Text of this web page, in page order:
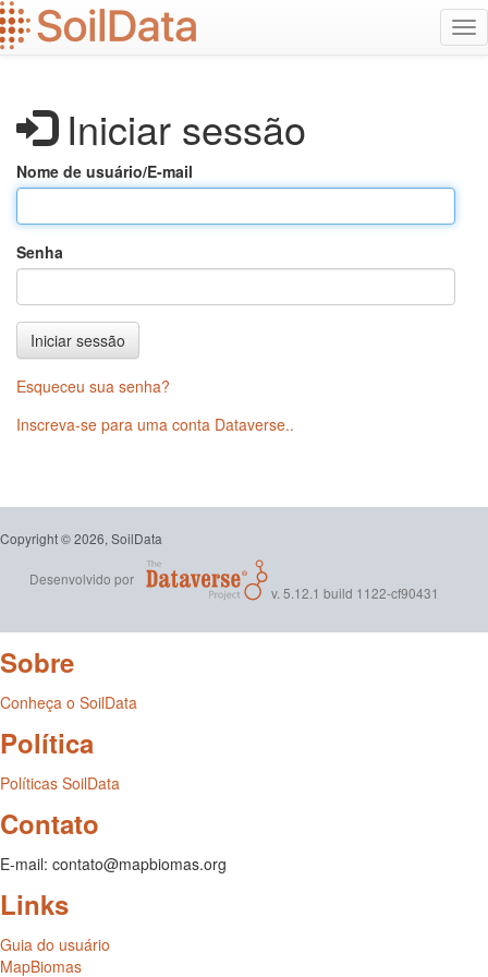
Ir
para
o
Iniciar sessão
Nome de usuário/E-mail
Senha
Iniciar sessão
Esqueceu sua senha?
Inscreva-se para uma conta Dataverse..
Copyright © 2026, SoilData
Desenvolvido por
v. 5.12.1 build 1122-cf90431
Sobre
Conheça o SoilData
Política
Políticas SoilData
Contato
E-mail: contato@mapbiomas.org
Links
Guia do usuário
MapBiomas